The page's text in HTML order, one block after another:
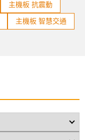
主機板 抗震動
主機板 智慧交通